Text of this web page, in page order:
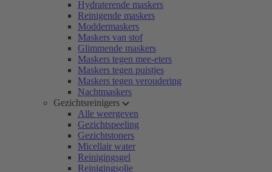
Hydraterende maskers
Reinigende maskers
Moddermaskers
Maskers van stof
Glimmende maskers
Maskers tegen mee-eters
Maskers tegen puistjes
Maskers tegen veroudering
Nachtmaskers
Gezichtsreinigers
Alle weergeven
Gezichtspeeling
Gezichtstoners
Micellair water
Reinigingsgel
Reinigingsolie